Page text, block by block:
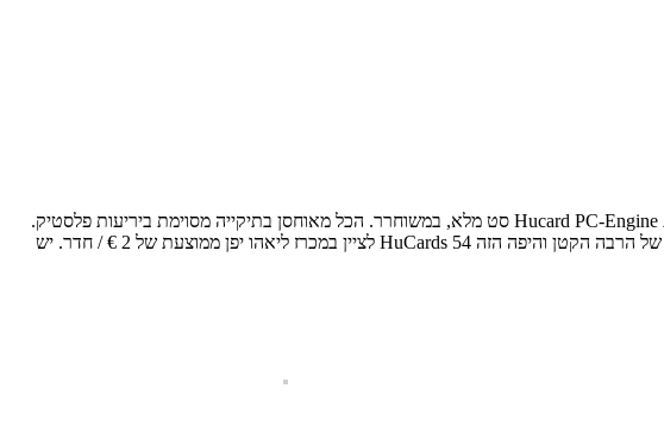
כאן היא הגעתו שתאפשר לי עדיין להשלים את פרויקט קטן שהתחלתי שם ב 2 שנים. En יחסי ציבור למען עצמו, אני רוצה לפגוש את Hucard PC-Engine סט מלא, במשוחרר. הכל מאוחסן בתיקייה מסוימת ביריעות פלסטיק.
פורמט זה הוא כל כך מגניב, שאפילו רופף יכול לבנות אוסף יפה. בנוסף, חלק מהכרטיסים אלה הם אפשרות למצוא בפרוטות, התמונה של הרבה הקטן והיפה הזה 54 HuCards לציין במכרז ליאהו יפן ממוצעת של 2 € / חדר. יש